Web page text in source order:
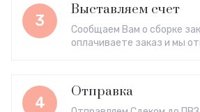
3
Выставляем счет
Сообщаем Вам о сборке
оплачиваете заказ и мы
4
Отправка